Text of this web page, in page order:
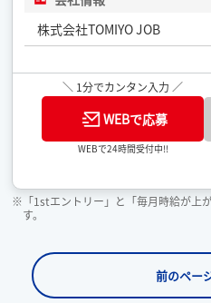
株式会社TOMIYO JOB
＼ 1分でカンタン入力 ／
WEBで応募
WEBで24時間受付中!!
※「1stエントリー」と「毎月時給が上
す。
前のペー